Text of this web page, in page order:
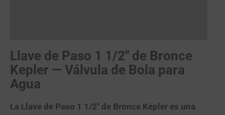
Llave de Paso 1 1/2″ de Bronce
Kepler — Válvula de Bola para
Agua
La Llave de Paso 1 1/2″ de Bronce Kepler es una